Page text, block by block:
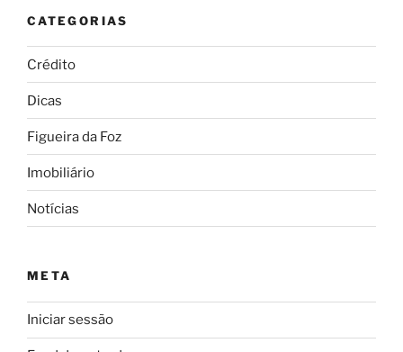
CATEGORIAS
Crédito
Dicas
Figueira da Foz
Imobiliário
Notícias
META
Iniciar sessão